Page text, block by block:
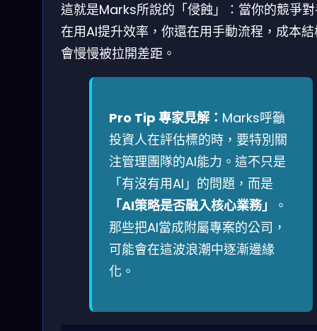
這就是Marks所說的「侵蝕」：當你的競爭
在用AI提升效率，你還在用手動流程，成本
會慢慢被拉開差距。
Pro Tip 專家見解： Marks呼籲
投資人在評估標的時，要特別關
注管理團隊的AI能力。這不只是
「有沒有用AI」的問題，而是
「AI策略是否融入核心業務」
。
那些把AI當成附屬專案的公司，
可能會在這波浪潮中逐漸邊緣
化。